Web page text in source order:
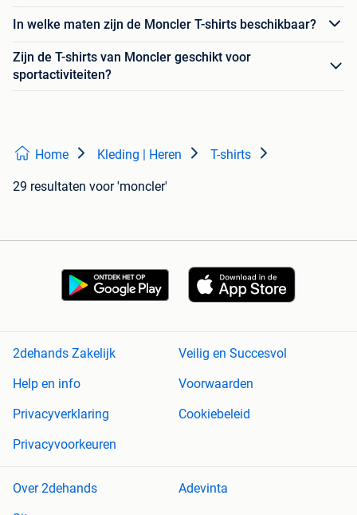
In welke maten zijn de Moncler T-shirts beschikbaar?
Zijn de T-shirts van Moncler geschikt voor
sportactiviteiten?
Home Kleding | Heren T-shirts
29 resultaten voor 'moncler'
2dehands Zakelijk
Veilig en Succesvol
Help en info
Voorwaarden
Privacyverklaring
Cookiebeleid
Privacyvoorkeuren
Over 2dehands
Adevinta